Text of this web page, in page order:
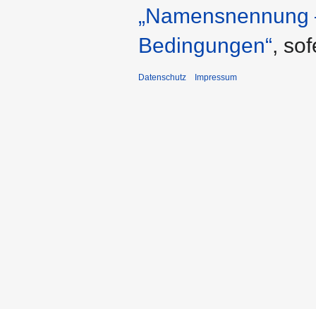
Bedingungen“,
Datenschutz Impressum